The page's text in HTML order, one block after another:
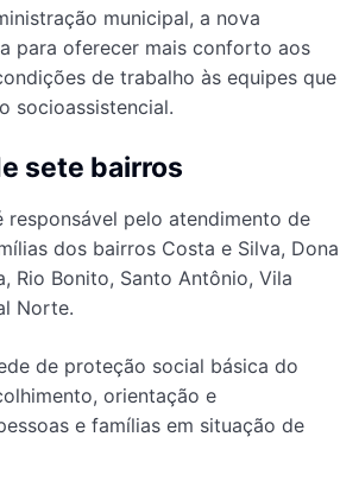
municipal, a nova
para oferecer mais conforto aos
de trabalho às equipes que
socioassistencial.
sete bairros
responsável pelo atendimento de
dos bairros Costa e Silva, Dona
Rio Bonito, Santo Antônio, Vila
Norte.
de proteção social básica do
orientação e
e famílias em situação de